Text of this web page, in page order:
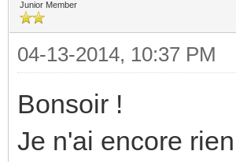
Junior Member
04-13-2014, 10:37 PM
Bonsoir !
Je n'ai encore